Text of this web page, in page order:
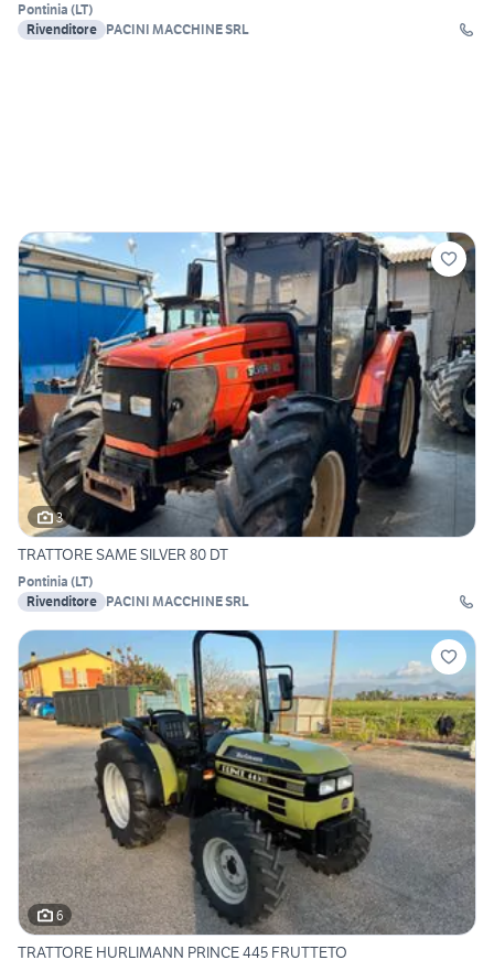
Pontinia (LT)
Rivenditore PACINI MACCHINE SRL
3
TRATTORE SAME SILVER 80 DT
Pontinia (LT)
Rivenditore PACINI MACCHINE SRL
6
TRATTORE HURLIMANN PRINCE 445 FRUTTETO